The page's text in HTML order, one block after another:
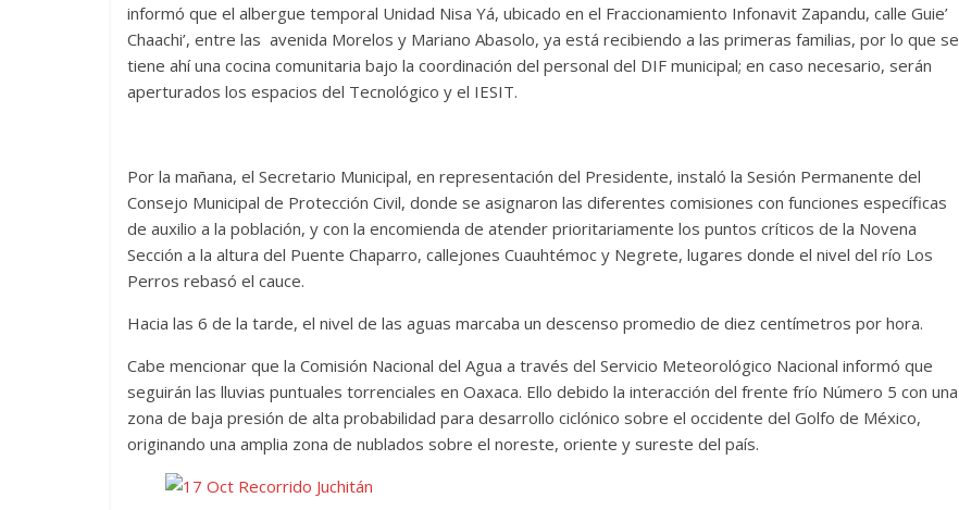
informó que el albergue temporal Unidad Nisa Yá, ubicado en el Fraccionamiento Infonavit Zapandu, calle Guie’
Chaachi’, entre las avenida Morelos y Mariano Abasolo, ya está recibiendo a las primeras familias, por lo que se
tiene ahí una cocina comunitaria bajo la coordinación del personal del DIF municipal; en caso necesario, serán
aperturados los espacios del Tecnológico y el IESIT.
Por la mañana, el Secretario Municipal, en representación del Presidente, instaló la Sesión Permanente del
Consejo Municipal de Protección Civil, donde se asignaron las diferentes comisiones con funciones específicas
de auxilio a la población, y con la encomienda de atender prioritariamente los puntos críticos de la Novena
Sección a la altura del Puente Chaparro, callejones Cuauhtémoc y Negrete, lugares donde el nivel del río Los
Perros rebasó el cauce.
Hacia las 6 de la tarde, el nivel de las aguas marcaba un descenso promedio de diez centímetros por hora.
Cabe mencionar que la Comisión Nacional del Agua a través del Servicio Meteorológico Nacional informó que
seguirán las lluvias puntuales torrenciales en Oaxaca. Ello debido la interacción del frente frío Número 5 con una
zona de baja presión de alta probabilidad para desarrollo ciclónico sobre el occidente del Golfo de México,
originando una amplia zona de nublados sobre el noreste, oriente y sureste del país.